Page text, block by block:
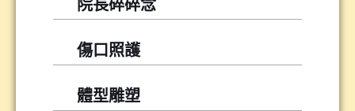
院長碎碎念
傷口照護
體型雕塑